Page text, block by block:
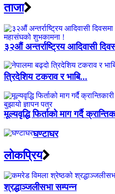
ताजा
३२औं अन्तर्राष्ट्रिय आदिवासी
त्रिदेशिय टकराव र भाबि...
मूल्यवृद्धि फिर्ताको माग गर्दै
घण्टाघर
लाेकप्रिय
श्रद्धाञ्जलीसभा सम्पन्न